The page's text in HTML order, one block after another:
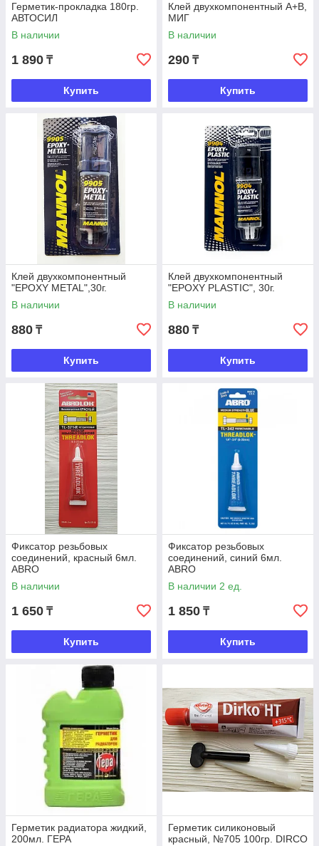
Герметик-прокладка 180гр.
АВТОСИЛ
В наличии
1 890 ₸
Купить
Клей двухкомпонентный А+В,
МИГ
В наличии
290 ₸
Купить
Клей двухкомпонентный
"EPOXY METAL",30г.
В наличии
880 ₸
Купить
Клей двухкомпонентный
"EPOXY PLASTIC", 30г.
В наличии
880 ₸
Купить
Фиксатор резьбовых
соединений, красный 6мл.
АВRO
В наличии
1 650 ₸
Купить
Фиксатор резьбовых
соединений, синий 6мл.
АВRO
В наличии 2 ед.
1 850 ₸
Купить
Герметик радиатора жидкий,
200мл. ГЕРА
Герметик силиконовый
красный, №705 100гр. DIRCО